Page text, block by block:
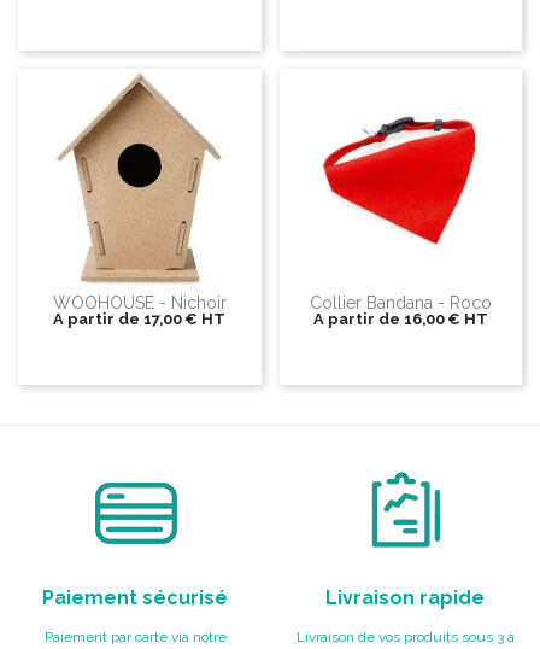
WOOHOUSE - Nichoir
A partir de 17,00 € HT
Collier Bandana - Roco
A partir de 16,00 € HT
Paiement sécurisé
Paiement par carte via notre
Livraison rapide
Livraison de vos produits sous 3 à